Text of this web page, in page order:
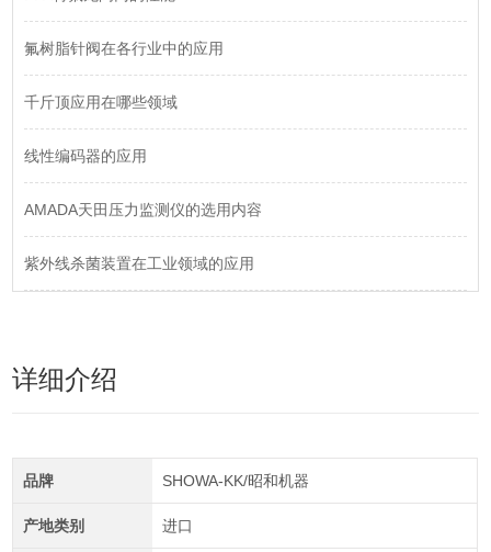
氟树脂针阀在各行业中的应用
千斤顶应用在哪些领域
线性编码器的应用
AMADA天田压力监测仪的选用内容
紫外线杀菌装置在工业领域的应用
详细介绍
品牌 SHOWA-KK/昭和机器
产地类别 进口